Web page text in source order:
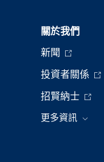
關於我們
新聞
投資者關係
招賢納士
更多資訊